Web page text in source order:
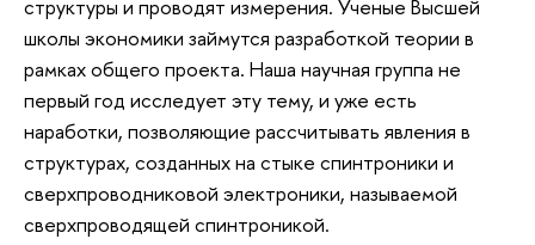
структуры и проводят измерения. Ученые Высшей
школы экономики займутся разработкой теории в
рамках общего проекта. Наша научная группа не
первый год исследует эту тему, и уже есть
наработки, позволяющие рассчитывать явления в
структурах, созданных на стыке спинтроники и
сверхпроводниковой электроники, называемой
сверхпроводящей спинтроникой.